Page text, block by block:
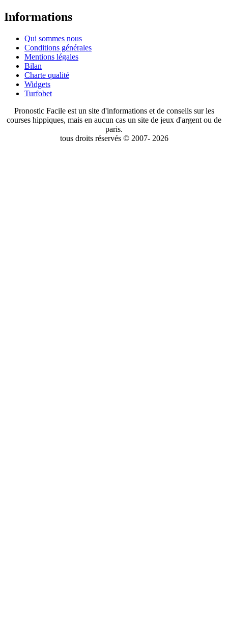
Informations
Qui sommes nous
Conditions générales
Mentions légales
Bilan
Charte qualité
Widgets
Turfobet
Pronostic Facile est un site d'informations et de conseils sur les
courses hippiques, mais en aucun cas un site de jeux d'argent ou de
paris.
tous droits réservés © 2007- 2026